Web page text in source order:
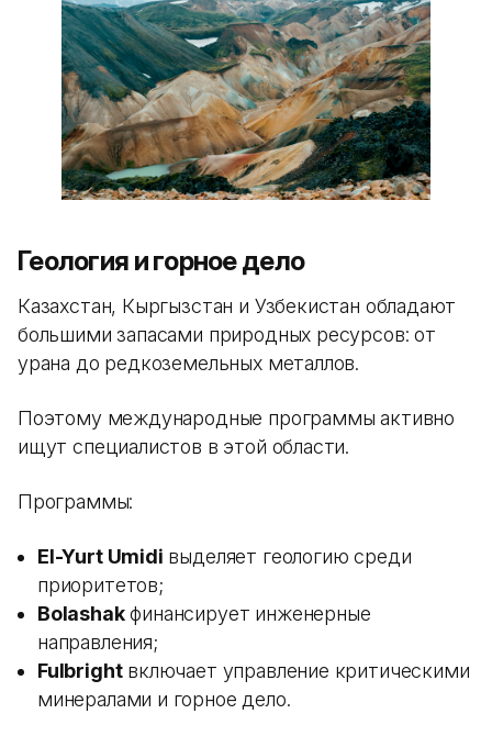
Геология и горное дело
Казахстан, Кыргызстан и Узбекистан обладают
большими запасами природных ресурсов: от
урана до редкоземельных металлов.
Поэтому международные программы активно
ищут специалистов в этой области.
Программы:
El-Yurt Umidi выделяет геологию среди
приоритетов;
Bolashakфинансирует инженерные
направления;
Fulbrightвключает управление критическими
минералами и горное дело.